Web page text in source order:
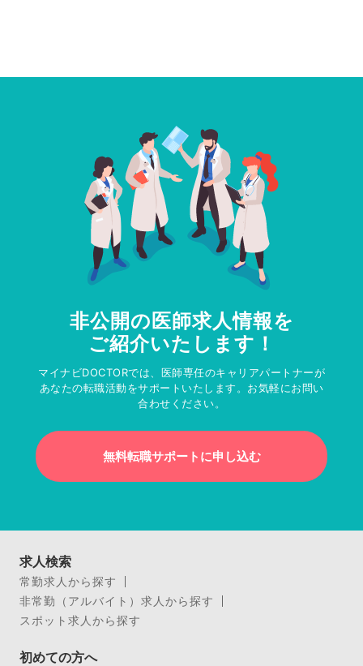
非公開の医師求人情報を
ご紹介いたします！
マイナビDOCTORでは、医師専任のキャリアパートナーが
あなたの転職活動をサポートいたします。お気軽にお問い
合わせください。
無料転職サポートに申し込む
求人検索
常勤求人から探す
非常勤（アルバイト）求人から探す
スポット求人から探す
初めての方へ